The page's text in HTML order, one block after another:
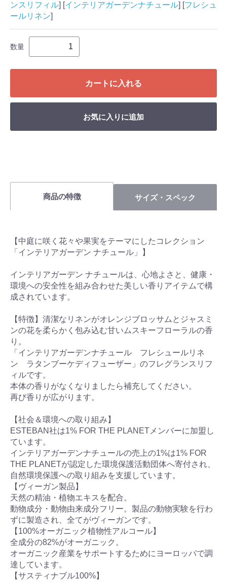
ンスリフィル] [インテリアガーデンナチュール] [フレシュ
ールリネン]
数量
カートに入れる
お気に入りに追加
商品の特徴 サイズ・スペック
【中庭に咲く花々や果実をテーマにしたコレクション
「インテリアガーデン ナチュール」】
インテリアガーデン ナチュールは、心地よさと、健康・
環境への安全性を組み合わせた美しい香りアイテムで構
成されています。
【特徴】清潔なリネンがオレンジブロッサムとジャスミ
ンの花を柔らかく包み込む甘いムスキーフローラルの香
り。
「インテリアガーデンナチュール フレシュールリネ
ン ラタンブーケディフューザー」のフレグランスリフ
ィルです。
本体の香りがなくなりましたら補充してください。
再び香りが広がります。
【社会＆環境への取り組み】
ESTEBAN社は1% FOR THE PLANETメンバーに加盟し
ています。
インテリアガーデンナチュールの売上の1%は1% FOR
THE PLANETが認定した環境保護活動団体へ寄付され、
自然環境保護への取り組みを支援しています。
【ヴィーガン製品】
天然の精油・植物エキスを配合。
動物成分・動物由来成分フリー。製品の動物実験を行わ
ずに製造され、全てがヴィーガンです。
【100%オーガニック植物性アルコール】
全成分の82%がオーガニック。
オーガニック産業をサポートするためにヨーロッパで調
達しています。
【サスティナブル100%】